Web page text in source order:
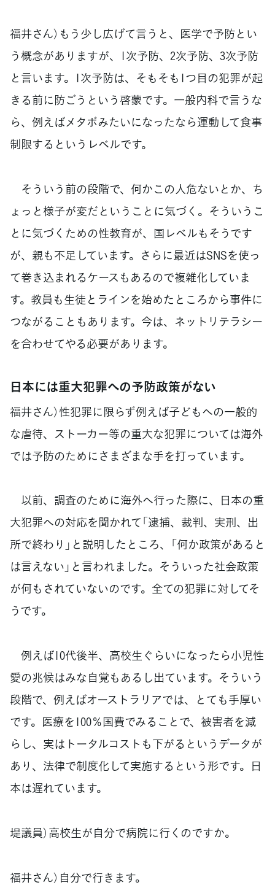
福井さん）もう少し広げて言うと、医学で予防とい
う概念がありますが、1次予防、2次予防、3次予防
と言います。1次予防は、そもそも1つ目の犯罪が起
きる前に防ごうという啓蒙です。一般内科で言うな
ら、例えばメタボみたいになったなら運動して食事
制限するというレベルです。
そういう前の段階で、何かこの人危ないとか、ち
ょっと様子が変だということに気づく。そういうこ
とに気づくための性教育が、国レベルもそうです
が、親も不足しています。さらに最近はSNSを使っ
て巻き込まれるケースもあるので複雑化していま
す。教員も生徒とラインを始めたところから事件に
つながることもあります。今は、ネットリテラシー
を合わせてやる必要があります。
日本には重大犯罪への予防政策がない
福井さん）性犯罪に限らず例えば子どもへの一般的
な虐待、ストーカー等の重大な犯罪については海外
では予防のためにさまざまな手を打っています。
以前、調査のために海外へ行った際に、日本の重
大犯罪への対応を聞かれて「逮捕、裁判、実刑、出
所で終わり」と説明したところ、「何か政策があると
は言えない」と言われました。そういった社会政策
が何もされていないのです。全ての犯罪に対してそ
うです。
例えば10代後半、高校生ぐらいになったら小児性
愛の兆候はみな自覚もあるし出ています。そういう
段階で、例えばオーストラリアでは、とても手厚い
です。医療を100％国費でみることで、被害者を減
らし、実はトータルコストも下がるというデータが
あり、法律で制度化して実施するという形です。日
本は遅れています。
堤議員）高校生が自分で病院に行くのですか。
福井さん）自分で行きます。